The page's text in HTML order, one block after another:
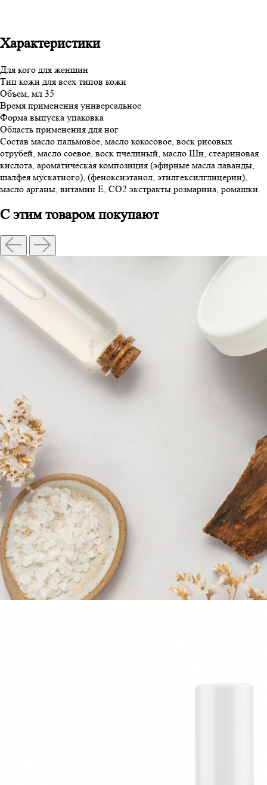
Характеристики
Для кого для женщин
Тип кожи для всех типов кожи
Объем, мл 35
Время применения универсальное
Форма выпуска упаковка
Область применения для ног
Состав масло пальмовое, масло кокосовое, воск рисовых
отрубей, масло соевое, воск пчелиный, масло Ши, стеариновая
кислота, ароматическая композиция (эфирные масла лаванды,
шалфея мускатного), (феноксиэтанол, этилгексилглицерин),
масло арганы, витамин Е, СО2 экстракты розмарина, ромашки.
С этим товаром покупают